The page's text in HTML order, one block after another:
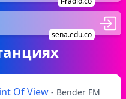
sena.edu.co
Of View - Bender FM